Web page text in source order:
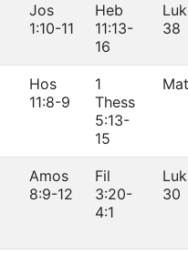
Jos
1:10-11
Heb
11:13-
16
38
Hos
11:8-9
1
Thess
5:13-
15
Amos
8:9-12
Fil
3:20-
4:1
30